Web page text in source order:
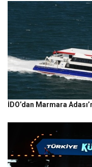
İDO’dan Marmara